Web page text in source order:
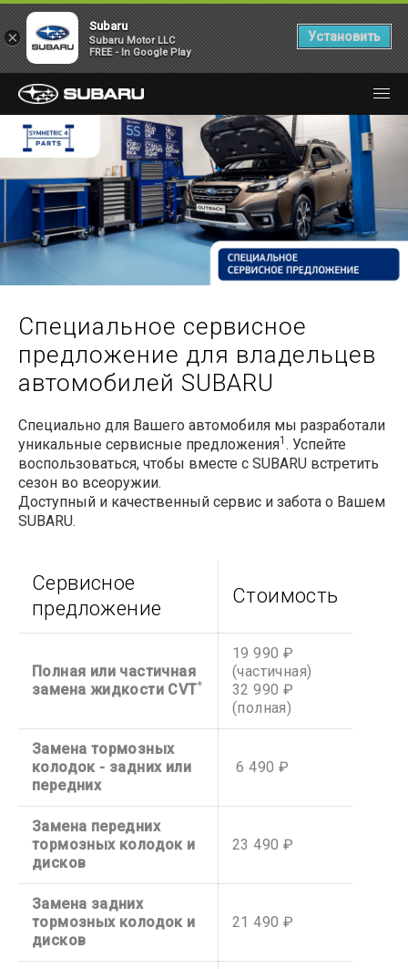
Специальное сервисное
предложение для владельцев
автомобилей SUBARU
Специально для Вашего автомобиля мы разработали
уникальные сервисные предложения1 . Успейте
воспользоваться, чтобы вместе с SUBARU встретить
сезон во всеоружии.
Доступный и качественный сервис и забота о Вашем
SUBARU.
Сервисное
предложение
Стоимость
Полная или частичная
замена жидкости CVT*
19 990 ₽
(частичная)
32 990 ₽
(полная)
Замена тормозных
колодок - задних или
передних
6 490 ₽
Замена передних
тормозных колодок и
дисков
23 490 ₽
Замена задних
тормозных колодок и
дисков
21 490 ₽
×
Subaru
Subaru Motor LLC
FREE - In Google Play
Установить